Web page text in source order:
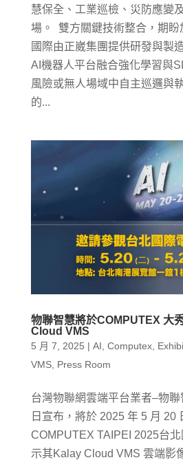
慧保全、工業巡檢、災防應變
場。 雙方關鍵技術整合，期
國際由正崴集團提供研發與製
AI機器人平台融合強化學習與
風險或無人場域中自主巡邏與
的...
物聯智慧將於COMPUTEX 大
Cloud VMS
5 月 7, 2025 | AI Computex,
VMS, Press Room
台灣物聯網雲端平台業者–物
日宣布，將於 2025 年 5 月 20
COMPUTEX TAIPEI 2025台
示其Kalay Cloud VMS 雲端影